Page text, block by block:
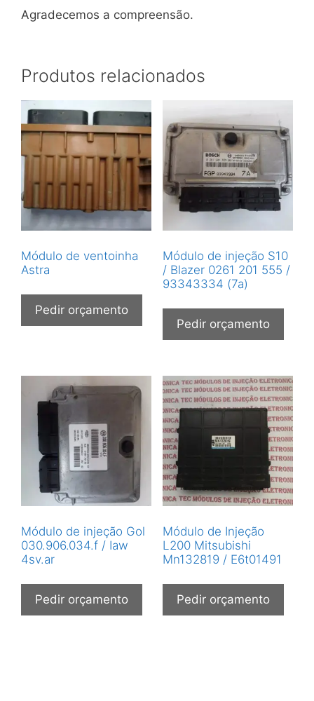
Agradecemos a compreensão.
Produtos relacionados
Módulo de ventoinha
Astra
Pedir orçamento
Módulo de injeção S10
/ Blazer 0261 201 555 /
93343334 (7a)
Pedir orçamento
Módulo de injeção Gol
030.906.034.f / Iaw
4sv.ar
Pedir orçamento
Módulo de Injeção
L200 Mitsubishi
Mn132819 / E6t01491
Pedir orçamento